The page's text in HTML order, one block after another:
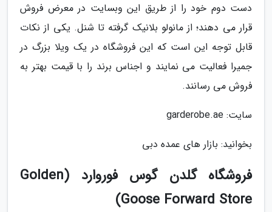
دست دوم خود را از طریق این وبسایت در معرض فروش
قرار می دهند؛ از مانولو بلانیک گرفته تا شنل. یکی از نکات
قابل توجه این است که این فروشگاه در یک ویلا بزرگ در
جمیرا فعالیت می نمایند و اجناس برند را با قیمت بهتر به
فروش می رسانند.
سایت: garderobe.ae
بخوانید: بازار های عمده دبی
فروشگاه گلدن گوس فوروارد (Golden
Goose Forward Store)